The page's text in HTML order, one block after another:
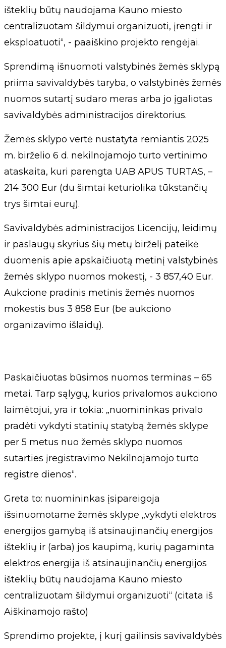
išteklių būtų naudojama Kauno miesto
centralizuotam šildymui organizuoti, įrengti ir
eksploatuoti“, - paaiškino projekto rengėjai.
Sprendimą išnuomoti valstybinės žemės sklypą
priima savivaldybės taryba, o valstybinės žemės
nuomos sutartį sudaro meras arba jo įgaliotas
savivaldybės administracijos direktorius.
Žemės sklypo vertė nustatyta remiantis 2025
m. birželio 6 d. nekilnojamojo turto vertinimo
ataskaita, kuri parengta UAB APUS TURTAS, –
214 300 Eur (du šimtai keturiolika tūkstančių
trys šimtai eurų).
Savivaldybės administracijos Licencijų, leidimų
ir paslaugų skyrius šių metų birželį pateikė
duomenis apie apskaičiuotą metinį valstybinės
žemės sklypo nuomos mokestį, - 3 857,40 Eur.
Aukcione pradinis metinis žemės nuomos
mokestis bus 3 858 Eur (be aukciono
organizavimo išlaidų).
Paskaičiuotas būsimos nuomos terminas – 65
metai. Tarp sąlygų, kurios privalomos aukciono
laimėtojui, yra ir tokia: „nuomininkas privalo
pradėti vykdyti statinių statybą žemės sklype
per 5 metus nuo žemės sklypo nuomos
sutarties įregistravimo Nekilnojamojo turto
registre dienos“.
Greta to: nuomininkas įsipareigoja
išsinuomotame žemės sklype „vykdyti elektros
energijos gamybą iš atsinaujinančių energijos
išteklių ir (arba) jos kaupimą, kurių pagaminta
elektros energija iš atsinaujinančių energijos
išteklių būtų naudojama Kauno miesto
centralizuotam šildymui organizuoti“ (citata iš
Aiškinamojo rašto)
Sprendimo projekte, į kurį gailinsis savivaldybės